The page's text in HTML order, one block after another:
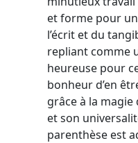
et forme pour
l’écrit et du
repliant comme
heureuse pour
bonheur d’en
grâce à la magie
et son
parenthèse est